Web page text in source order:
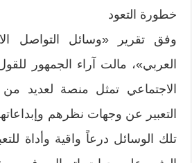
خطورة التعود
وفق تقرير «وسائل التواصل
العربي»، مالت آراء الجمهور
الاجتماعي تمثل منصة لعديد
التعبير عن وجهات نظرهم
تلك الوسائل درعاً واقية وأداة